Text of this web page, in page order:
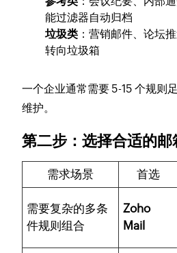
能过滤器自动归档
垃圾类 ：营销邮件、论坛
转向垃圾箱
一个企业通常需要 5-15 个规则
维护。
第二步：选择合适的邮
需求场景 首选
需要复杂的多条
件规则组合
Zoho
Mail